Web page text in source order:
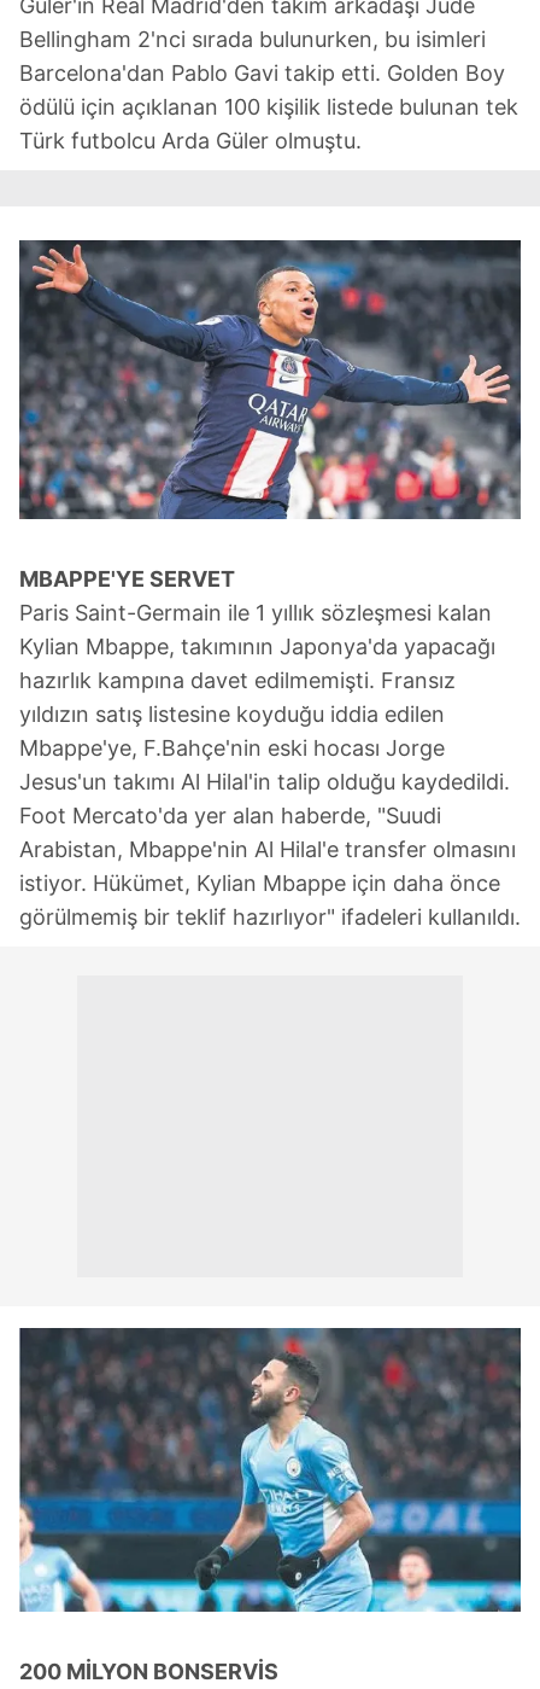
Bellingham 2'nci sırada bulunurken, bu isimleri
Barcelona'dan Pablo Gavi takip etti. Golden Boy
ödülü için açıklanan 100 kişilik listede bulunan tek
Türk futbolcu Arda Güler olmuştu.
MBAPPE'YE SERVET
Paris Saint-Germain ile 1 yıllık sözleşmesi kalan
Kylian Mbappe, takımının Japonya'da yapacağı
hazırlık kampına davet edilmemişti. Fransız
yıldızın satış listesine koyduğu iddia edilen
Mbappe'ye, F.Bahçe'nin eski hocası Jorge
Jesus'un takımı Al Hilal'in talip olduğu kaydedildi.
Foot Mercato'da yer alan haberde, "Suudi
Arabistan, Mbappe'nin Al Hilal'e transfer olmasını
istiyor. Hükümet, Kylian Mbappe için daha önce
görülmemiş bir teklif hazırlıyor" ifadeleri kullanıldı.
200 MİLYON BONSERVİS